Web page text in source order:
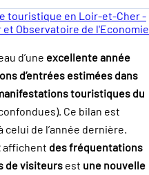
touristique en Loir-et-Cher -
Observatoire de l'Economie
d’une excellente année
d’entrées estimées dans
touristiques du
Ce bilan est
de l’année dernière.
affichent des fréquentations
de visiteurs est une nouvelle